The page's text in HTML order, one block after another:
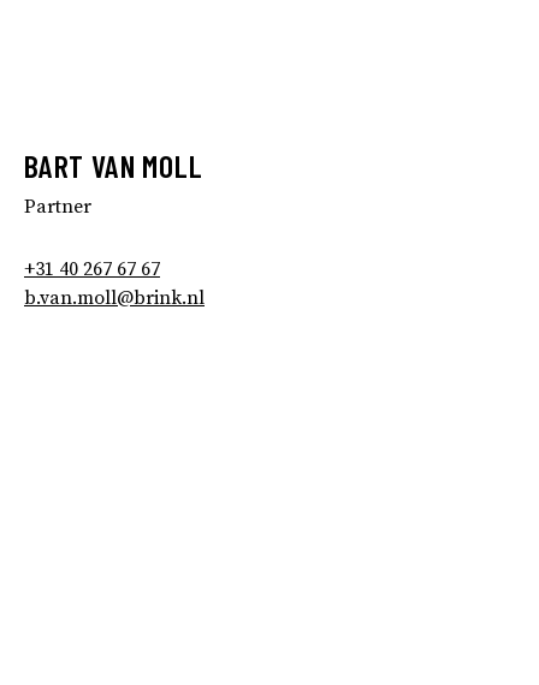
BART VAN MOLL
Partner
+31 40 267 67 67
b.van.moll@brink.nl